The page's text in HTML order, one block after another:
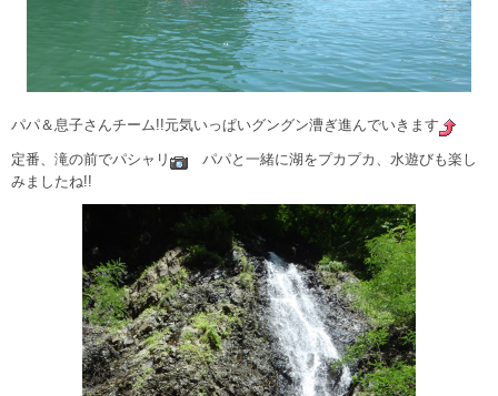
パパ＆息子さんチーム!!元気いっぱいグングン漕ぎ進んでいきます
定番、滝の前でパシャリ
パパと一緒に湖をプカプカ、水遊びも楽し
みましたね!!